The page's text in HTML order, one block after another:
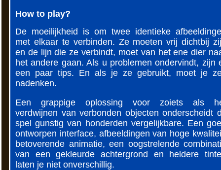
How to play?
De moeilijkheid is om twee identieke
met elkaar te verbinden. Ze moeten vrij dichtbij
en de lijn die ze verbindt, moet van het ene dier
het andere gaan. Als u problemen ondervindt, zijn
een paar tips. En als je ze gebruikt, moet je
nadenken.
Een grappige oplossing voor zoiets als
verdwijnen van verbonden objecten onderscheidt
spel gunstig van honderden vergelijkbare. Een
ontworpen interface, afbeeldingen van hoge
betoverende animatie, een oogstrelende
van een gekleurde achtergrond en heldere
laten je niet onverschillig.